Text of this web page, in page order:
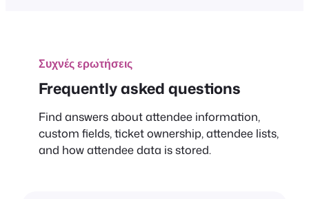
Συχνές ερωτήσεις
Frequently asked questions
Find answers about attendee information,
custom fields, ticket ownership, attendee lists,
and how attendee data is stored.